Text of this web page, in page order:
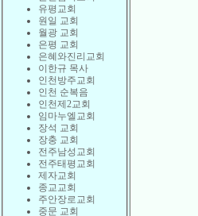
유평교회
원일 교회
월광 교회
은평 교회
은혜와진리교회
이한규 목사
인천방주교회
인천 순복음
인천제2교회
임마누엘교회
장석 교회
장충 교회
전주남성교회
전주태평교회
제자교회
종교교회
주안장로교회
중문 교회